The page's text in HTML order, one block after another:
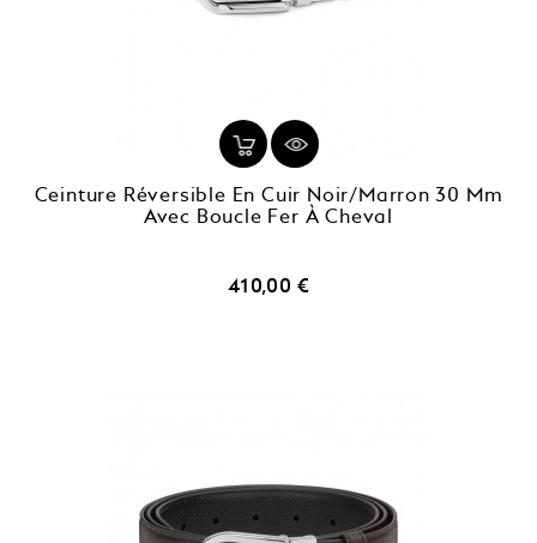
Ceinture Réversible En Cuir Noir/marron 30 Mm
Avec Boucle Fer À Cheval
410,00 €Prix